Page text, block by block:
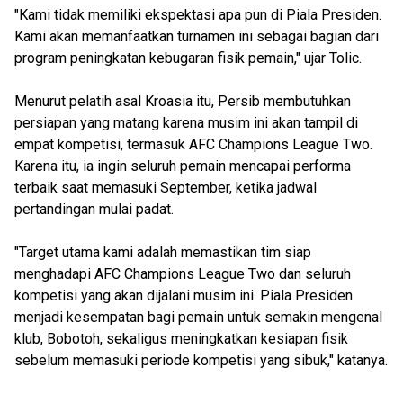
"Kami tidak memiliki ekspektasi apa pun di Piala Presiden.
Kami akan memanfaatkan turnamen ini sebagai bagian dari
program peningkatan kebugaran fisik pemain," ujar Tolic.
Menurut pelatih asal Kroasia itu, Persib membutuhkan
persiapan yang matang karena musim ini akan tampil di
empat kompetisi, termasuk AFC Champions League Two.
Karena itu, ia ingin seluruh pemain mencapai performa
terbaik saat memasuki September, ketika jadwal
pertandingan mulai padat.
"Target utama kami adalah memastikan tim siap
menghadapi AFC Champions League Two dan seluruh
kompetisi yang akan dijalani musim ini. Piala Presiden
menjadi kesempatan bagi pemain untuk semakin mengenal
klub, Bobotoh, sekaligus meningkatkan kesiapan fisik
sebelum memasuki periode kompetisi yang sibuk," katanya.